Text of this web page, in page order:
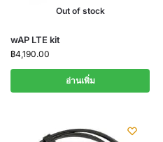
Out of stock
wAP LTE kit
฿4,190.00
อ่านเพิ่ม